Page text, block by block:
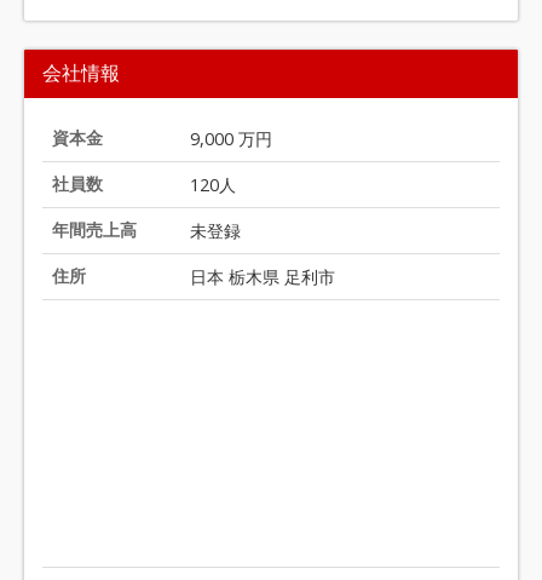
I
t
e
m
1
o
f
2
0
会社情報
資本金
9,000 万円
社員数
120人
年間売上高
未登録
住所
日本 栃木県 足利市